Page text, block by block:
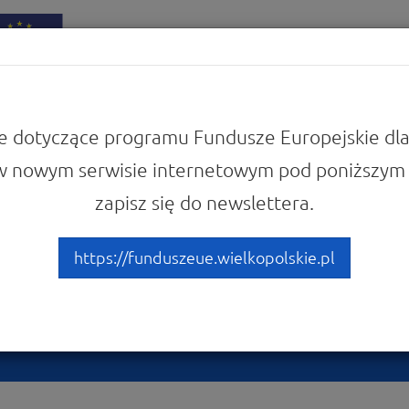
z działania 1.2 Wsparcie
i konsorcjów
badawczymi, w tym w
B+R – poniedziałek
dotyczące programu Fundusze Europejskie
nowym serwisie internetowym pod
zapisz się do newslettera.
https://funduszeue.wielkopolskie.pl